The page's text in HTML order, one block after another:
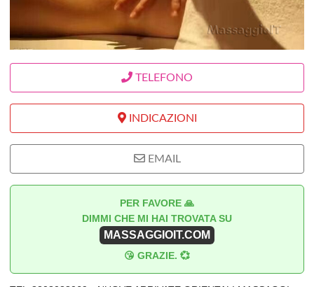
TELEFONO
INDICAZIONI
EMAIL
PER FAVORE 🙏
DIMMI CHE MI HAI TROVATA SU
MASSAGGIOIT.COM
😘 GRAZIE. 💞